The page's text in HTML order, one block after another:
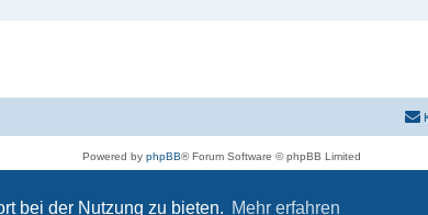
bei der Nutzung zu bieten. Mehr erfahren
Powered by phpBB® Forum Software © phpBB Limited